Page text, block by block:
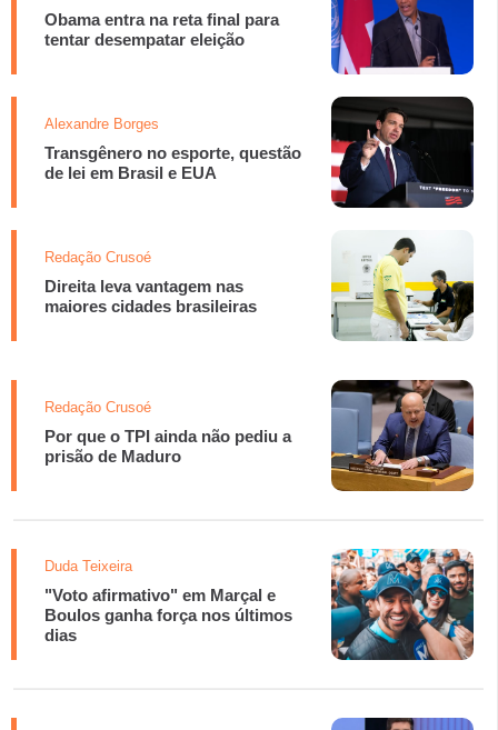
Obama entra na reta final para
tentar desempatar eleição
Alexandre Borges
Transgênero no esporte, questão
de lei em Brasil e EUA
Redação Crusoé
Direita leva vantagem nas
maiores cidades brasileiras
Redação Crusoé
Por que o TPI ainda não pediu a
prisão de Maduro
Duda Teixeira
"Voto afirmativo" em Marçal e
Boulos ganha força nos últimos
dias